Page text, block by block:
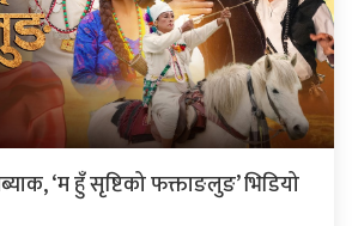
‘म हुँ सृष्टिको फक्ताङलुङ’ भिडियो